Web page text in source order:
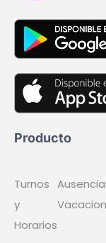
Producto
Turnos
y
Horarios